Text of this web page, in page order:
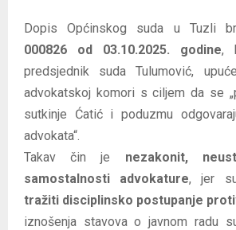
Dopis Općinskog suda u Tuzli
000826 od 03.10.2025. godine,
predsjednik suda Tulumović,
advokatskoj komori s ciljem da se
sutkinje Ćatić i poduzmu
advokata“.
Takav čin je nezakonit,
samostalnosti advokature, jer
tražiti disciplinsko postupanje
iznošenja stavova o javnom radu